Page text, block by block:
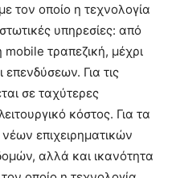
τον οποίο η τεχνολογία
υπηρεσίες: από
τραπεζική, μέχρι
Για τις
σε ταχύτερες
κόστος. Για τα
επιχειρηματικών
αλλά και ικανότητα